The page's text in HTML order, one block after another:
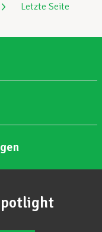
Letzte Seite